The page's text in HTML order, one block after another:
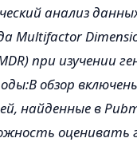
анализ
при изучении
обзор
найденные в
оценивать